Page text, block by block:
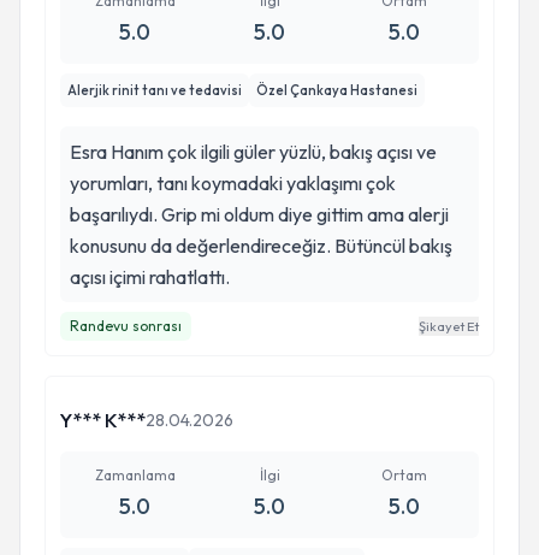
alındığı gün geçmiş olsun diye gelen misafirleri
oldukça iyi, herkese gönül rahatlığı ile tavsiye
uykum düzene girdi, ameliyat sonrası hiç faranjit
olmadım, ne desem az gerçekten.
5.0 5.0 5.0
Alerjik rinit tanı ve tedavisi Özel Çankaya Hastanesi
Esra Hanım çok ilgili güler yüzlü, bakış açısı ve
yorumları, tanı koymadaki yaklaşımı çok
başarılıydı. Grip mi oldum diye gittim ama alerji
konusunu da değerlendireceğiz. Bütüncül bakış
açısı içimi rahatlattı.
Randevu sonrası Şikayet Et
Y*** K***28.04.2026
Zamanlama
5.0
İlgi
5.0
Ortam
5.0